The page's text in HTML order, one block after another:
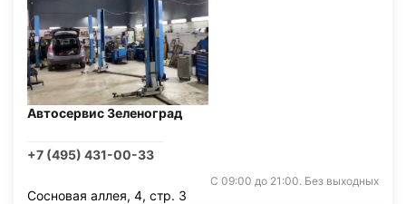
Автосервис Зеленоград
+7 (495) 431-00-33
С 09:00 до 21:00. Без выходных
Сосновая аллея, 4, стр. 3